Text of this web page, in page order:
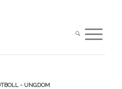
- UNGDOM